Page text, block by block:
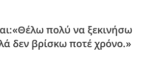
πολύ να ξεκινήσω
δεν βρίσκω ποτέ χρόνο.»